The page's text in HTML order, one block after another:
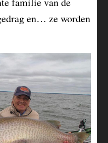
en… ze worden